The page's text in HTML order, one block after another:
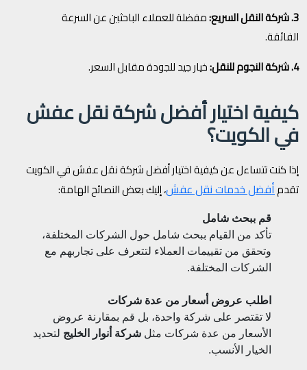
3. شركة النقل السريع:
مفضلة للعملاء الباحثين عن السرعة
الفائقة.
4. شركة النجوم للنقل:
خيار جيد للجودة مقابل السعر.
كيفية اختيار أفضل شركة نقل عفش
في الكويت؟
إذا كنت تتساءل عن كيفية اختيار أفضل شركة نقل عفش في الكويت
تقدمأفضل خدمات نقل عفش، إليك بعض النصائح الهامة:
قم ببحث شامل
تأكد من القيام ببحث شامل حول الشركات المختلفة،
وتحقق من تقييمات العملاء لتتعرف على تجاربهم مع
الشركات المختلفة.
اطلب عروض أسعار من عدة شركات
لا تقتصر على شركة واحدة، بل قم بمقارنة عروض
الأسعار من عدة شركات مثل شركة أنوار الخليج لتحديد
الخيار الأنسب.